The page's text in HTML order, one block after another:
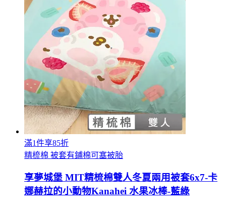
滿1件享85折
精梳棉 被套有鋪棉可塞被胎
享夢城堡 MIT精梳棉雙人冬夏兩用被套6x7-卡
娜赫拉的小動物Kanahei 水果冰棒-藍綠